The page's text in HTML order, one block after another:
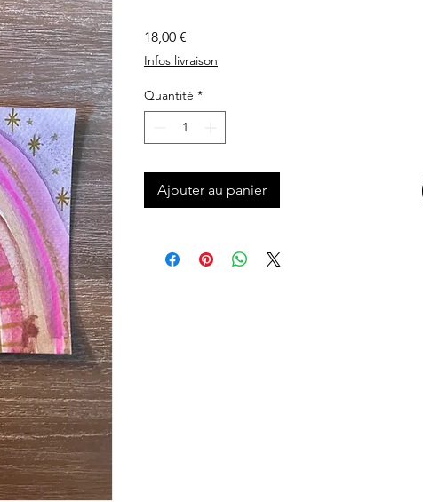
18,00 €
Infos livraison
Quantité *
Ajouter au panier